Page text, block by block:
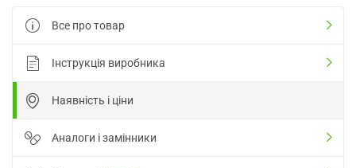
Все про товар
Інструкція виробника
Наявність і ціни
Аналоги і замінники